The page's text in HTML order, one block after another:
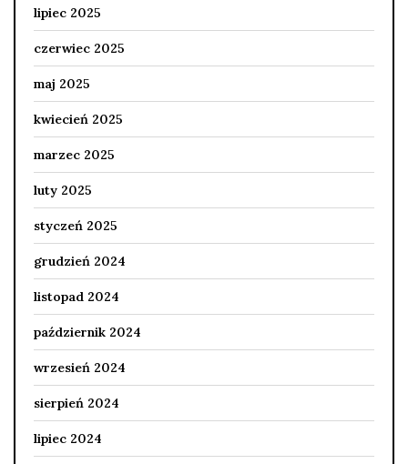
lipiec 2025
czerwiec 2025
maj 2025
kwiecień 2025
marzec 2025
luty 2025
styczeń 2025
grudzień 2024
listopad 2024
październik 2024
wrzesień 2024
sierpień 2024
lipiec 2024